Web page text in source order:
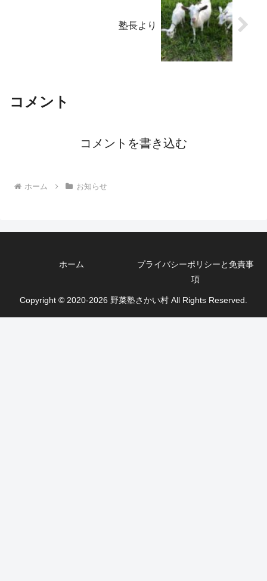
塾長より
コメント
コメントを書き込む
ホーム お知らせ
ホーム
プライバシーポリシーと免責事
項
Copyright © 2020-2026 野菜塾さかい村 All Rights Reserved.